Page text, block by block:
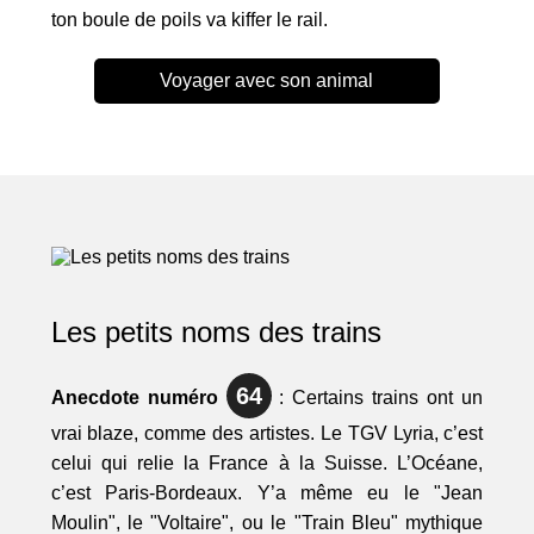
ton boule de poils va kiffer le rail.
Voyager avec son animal
Les petits noms des trains
Anecdote numéro 64 : Certains trains ont un
vrai blaze, comme des artistes. Le TGV Lyria, c’est
celui qui relie la France à la Suisse. L’Océane,
c’est Paris-Bordeaux. Y’a même eu le "Jean
Moulin", le "Voltaire", ou le "Train Bleu" mythique